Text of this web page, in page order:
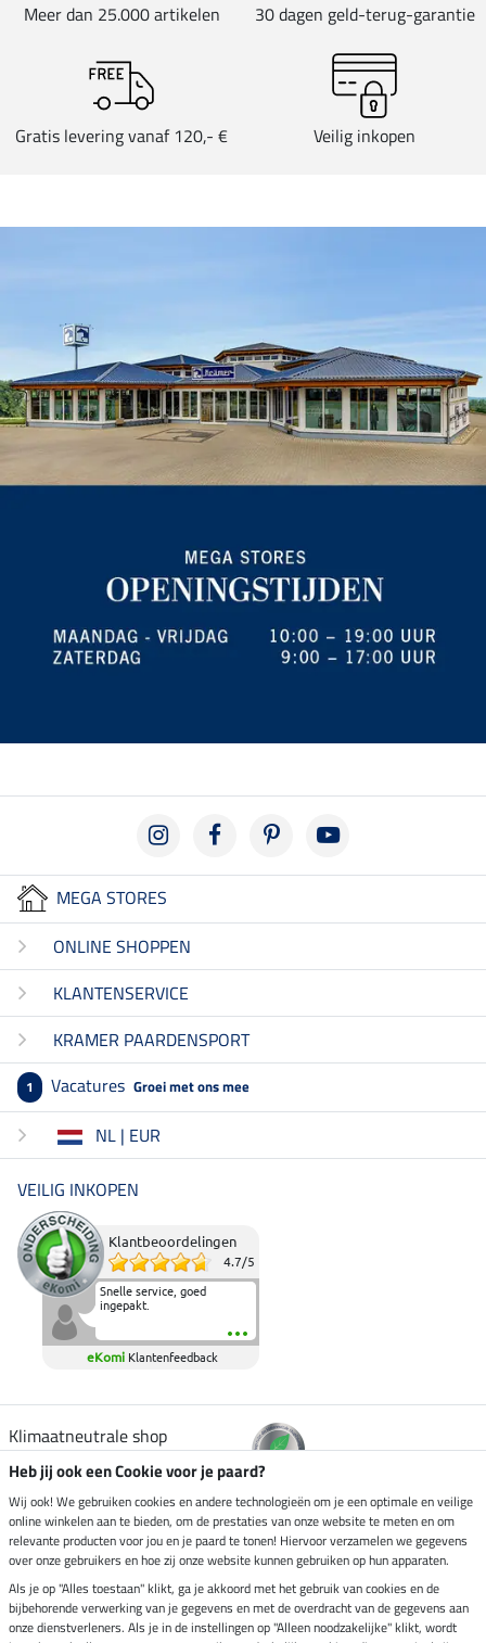
Meer dan 25.000 artikelen 30 dagen geld-terug-garantie
Gratis levering vanaf 120,- € Veilig inkopen
MEGA STORES
ONLINE SHOPPEN
KLANTENSERVICE
KRAMER PAARDENSPORT
1 Vacatures Groei met ons mee
NL | EUR
VEILIG INKOPEN
Klantbeoordelingen
4.7/5
Snelle service, goed
ingepakt.
eKomi Klantenfeedback
Klimaatneutrale shop
Verzending per
Veilig betalen met
Heb jij ook een Cookie voor je paard?
Wij ook! We gebruiken cookies en andere technologieën om je een optimale en veilige
online winkelen aan te bieden, om de prestaties van onze website te meten en om
relevante producten voor jou en je paard te tonen! Hiervoor verzamelen we gegevens
over onze gebruikers en hoe zij onze website kunnen gebruiken op hun apparaten.
Als je op "Alles toestaan" klikt, ga je akkoord met het gebruik van cookies en de
bijbehorende verwerking van je gegevens en met de overdracht van de gegevens aan
onze dienstverleners. Als je in de instellingen op "Alleen noodzakelijke" klikt, wordt